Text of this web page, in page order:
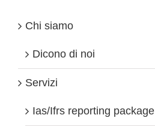
dati
Confronto
Regno
Unito
Chi siamo
Dicono di noi
Servizi
Ias/Ifrs reporting package